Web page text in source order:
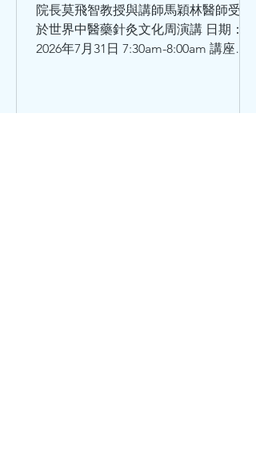
院長莫飛智教授與講師馬穎林醫師受邀
於世界中醫藥針灸文化周演講 日期：
2026年7月31日 7:30am-8:00am 講座題